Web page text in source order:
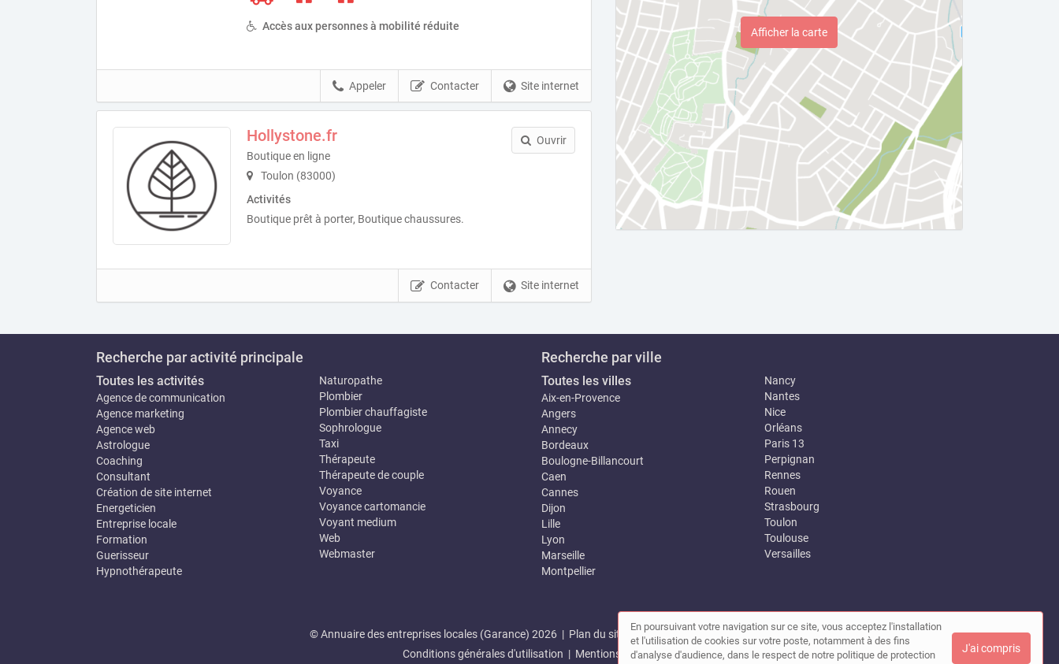
Accès aux personnes à mobilité réduite
Site internet
Contacter
Appeler
Hollystone.fr
Boutique en ligne
Toulon (83000)
Activités
Boutique prêt à porter, Boutique chaussures.
Ouvrir
Site internet
Contacter
Afficher la carte
Recherche par activité principale
Toutes les activités
Agence de communication
Agence marketing
Agence web
Astrologue
Coaching
Consultant
Création de site internet
Energeticien
Entreprise locale
Formation
Guerisseur
Hypnothérapeute
Naturopathe
Plombier
Plombier chauffagiste
Sophrologue
Taxi
Thérapeute
Thérapeute de couple
Voyance
Voyance cartomancie
Voyant medium
Web
Webmaster
Recherche par ville
Toutes les villes
Aix-en-Provence
Angers
Annecy
Bordeaux
Boulogne-Billancourt
Caen
Cannes
Dijon
Lille
Lyon
Marseille
Montpellier
Nancy
Nantes
Nice
Orléans
Paris 13
Perpignan
Rennes
Rouen
Strasbourg
Toulon
Toulouse
Versailles
© Annuaire des entreprises locales (Garance) 2026 | Plan du site |Mon compte |Contact
Conditions générales d'utilisation | Mentions légales
En poursuivant votre navigation sur ce site, vous acceptez l'installation
et l'utilisation de cookies sur votre poste, notamment à des fins
d'analyse d'audience, dans le respect de notre politique de protection
J'ai compris